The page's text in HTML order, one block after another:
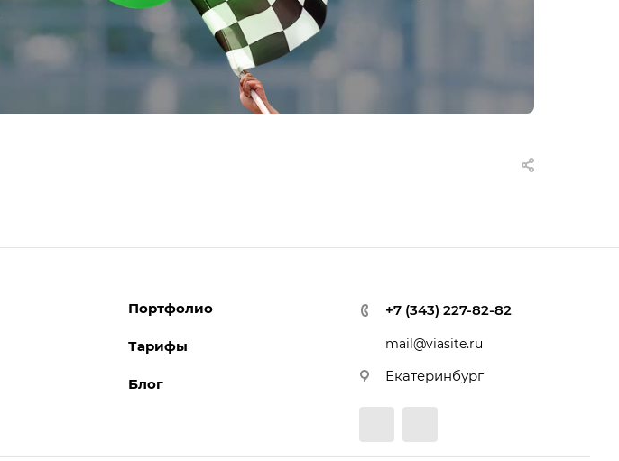
Портфолио
Тарифы
Блог
+7 (343) 227-82-82
mail@viasite.ru
Екатеринбург